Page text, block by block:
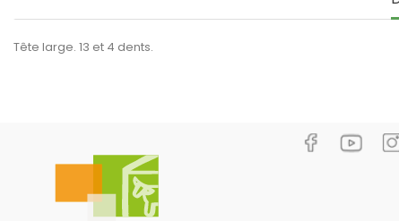
Tête large. 13 et 4 dents.